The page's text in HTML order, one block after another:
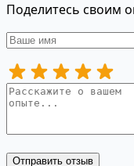
Поделитесь своим
Отправить отзыв